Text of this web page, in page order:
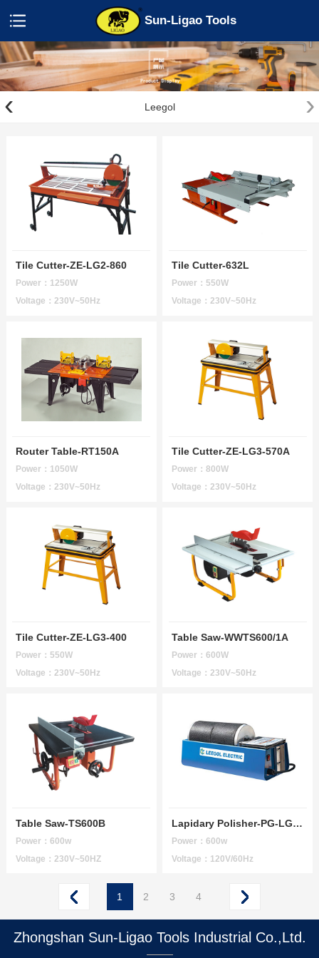
Sun-Ligao Tools
Leegol
‹ ›
Tile Cutter-ZE-LG2-860
Power：1250W
Voltage：230V~50Hz
Tile Cutter-632L
Power：550W
Voltage：230V~50Hz
Router Table-RT150A
Power：1050W
Voltage：230V~50Hz
Tile Cutter-ZE-LG3-570A
Power：800W
Voltage：230V~50Hz
Tile Cutter-ZE-LG3-400
Power：550W
Voltage：230V~50Hz
Table Saw-WWTS600/1A
Power：600W
Voltage：230V~50Hz
Table Saw-TS600B
Power：600w
Voltage：230V~50HZ
Lapidary Polisher-PG-LG-002
Power：600w
Voltage：120V/60Hz
1 2 3 4
Zhongshan Sun-Ligao Tools Industrial Co.,Ltd.